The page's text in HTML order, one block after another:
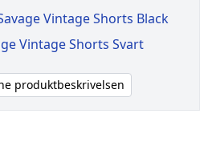
Vintage Shorts Black
Vintage Shorts Svart
produktbeskrivelsen